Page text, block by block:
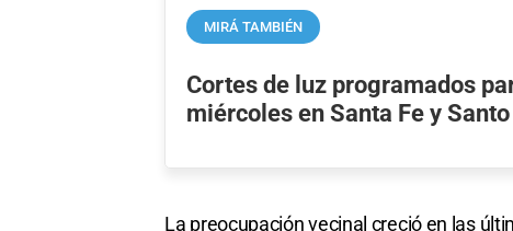
MIRÁ TAMBIÉN
Cortes de luz programados
miércoles en Santa Fe y
La preocupación vecinal creció en las